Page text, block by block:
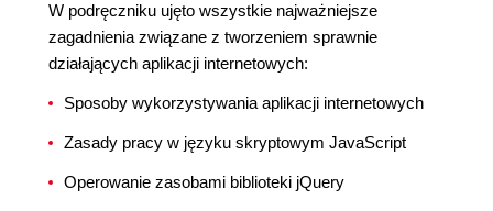
W podręczniku ujęto wszystkie najważniejsze
zagadnienia związane z tworzeniem sprawnie
działających aplikacji internetowych:
Sposoby wykorzystywania aplikacji internetowych
Zasady pracy w języku skryptowym JavaScript
Operowanie zasobami biblioteki jQuery